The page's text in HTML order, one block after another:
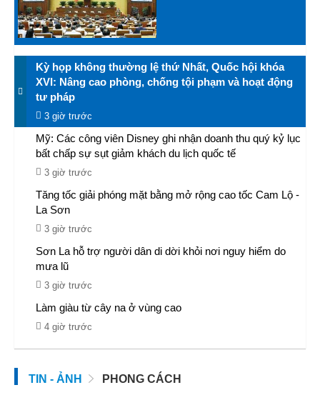
Kỳ họp không thường lệ thứ Nhất, Quốc hội khóa
XVI: Nâng cao phòng, chống tội phạm và hoạt động
tư pháp
3 giờ trước
Mỹ: Các công viên Disney ghi nhận doanh thu quý kỷ lục
bất chấp sự sụt giảm khách du lịch quốc tế
3 giờ trước
Tăng tốc giải phóng mặt bằng mở rộng cao tốc Cam Lộ -
La Sơn
3 giờ trước
Sơn La hỗ trợ người dân di dời khỏi nơi nguy hiểm do
mưa lũ
3 giờ trước
Làm giàu từ cây na ở vùng cao
4 giờ trước
TIN - ẢNH PHONG CÁCH